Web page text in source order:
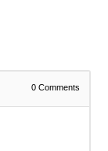
0Comments